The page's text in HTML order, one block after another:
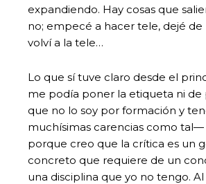
expandiendo. Hay cosas que
no; empecé a hacer tele, dejé de
volví a la tele…
Lo que sí tuve claro desde el
me podía poner la etiqueta ni
que no lo soy por formación y
muchísimas carencias como tal—
porque creo que la crítica es un
concreto que requiere de un
una disciplina que yo no tengo.